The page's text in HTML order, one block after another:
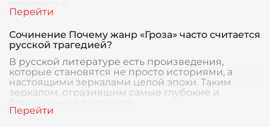
Сочинение Почему жанр «Гроза» часто считается
русской трагедией?
В русской литературе есть произведения,
которые становятся не просто историями, а
настоящими зеркалами целой эпохи. Таким
зеркалом, отразившим самые глубокие и
болезненные противор